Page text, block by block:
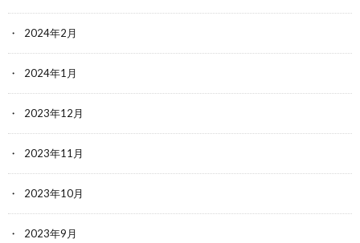
2024年2月
2024年1月
2023年12月
2023年11月
2023年10月
2023年9月